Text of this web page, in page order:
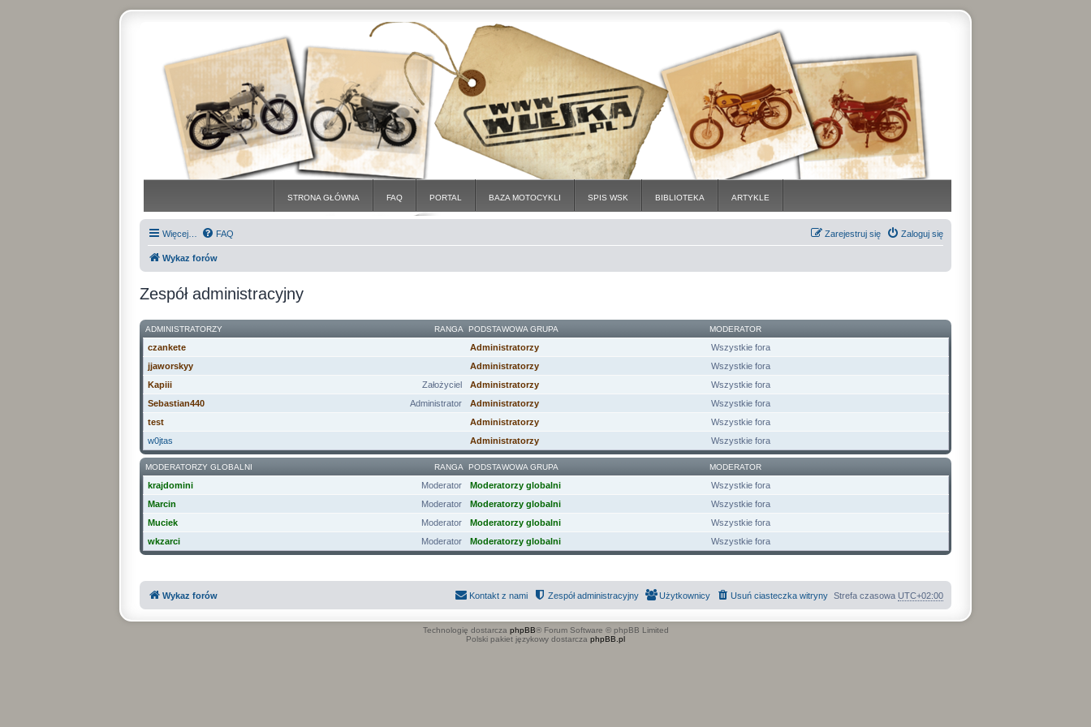
STRONA GŁÓWNA FAQ PORTAL BAZA MOTOCYKLI SPIS WSK BIBLIOTEKA ARTYKLE
Więcej… FAQ Zaloguj się
Zarejestruj się
Wykaz forów
Zespół administracyjny
RANGA
ADMINISTRATORZY PODSTAWOWA GRUPA MODERATOR
czankete Administratorzy
Wszystkie fora
jjaworskyy
Administratorzy
Wszystkie fora
Założyciel
Kapiii Administratorzy
Wszystkie fora
Administrator
Sebastian440 Administratorzy
Wszystkie fora
test
Administratorzy
Wszystkie fora
w0jtas
Administratorzy Wszystkie fora
RANGA
MODERATORZY GLOBALNI PODSTAWOWA GRUPA MODERATOR
Moderator
krajdomini Moderatorzy globalni
Wszystkie fora
Moderator
Marcin Moderatorzy globalni
Wszystkie fora
Moderator
Muciek Moderatorzy globalni
Wszystkie fora
Moderator
wkzarci Moderatorzy globalni Wszystkie fora
Wykaz forów Strefa czasowa UTC+02:00
Usuń ciasteczka witryny
Użytkownicy
Zespół administracyjny
Kontakt z nami
Technologię dostarcza phpBB® Forum Software © phpBB Limited
Polski pakiet językowy dostarcza phpBB.pl